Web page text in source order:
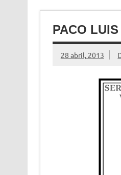
PACO
28 abril, 2013